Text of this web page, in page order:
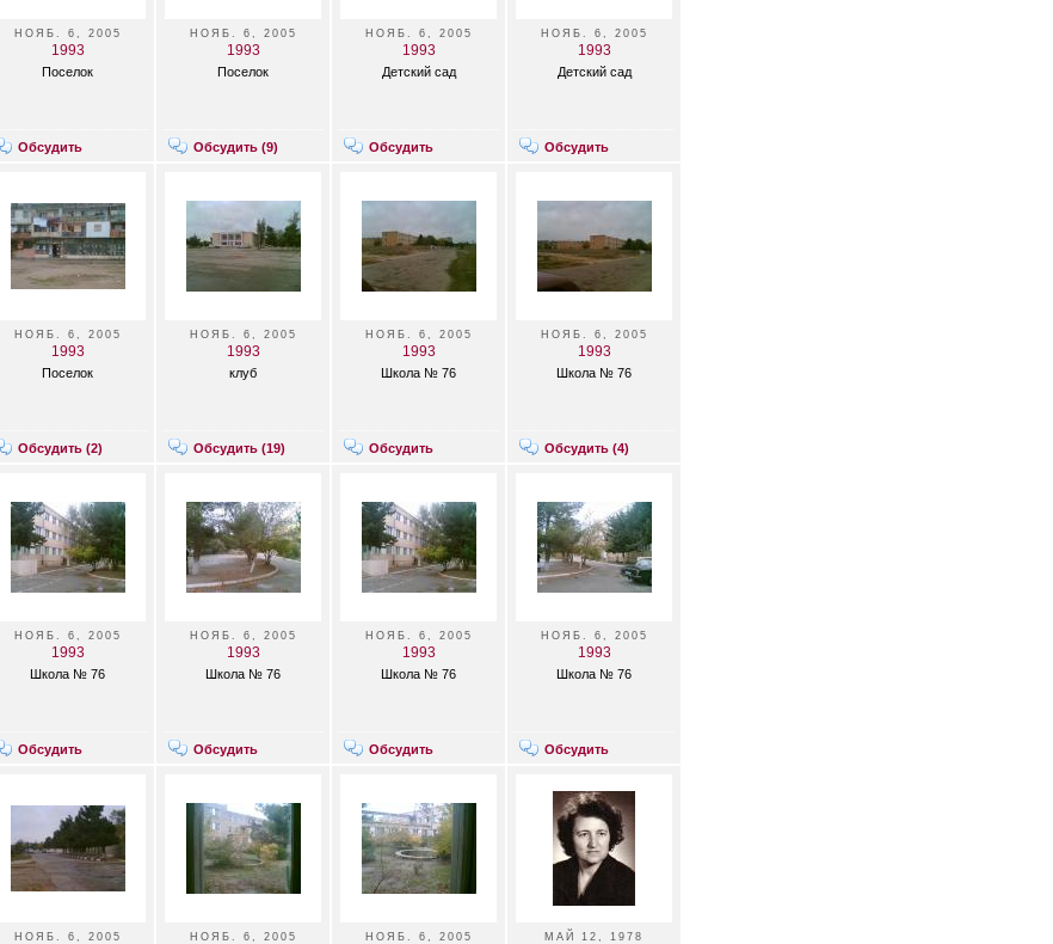
НОЯБ. 6, 2005
1993
Поселок
Обсудить
НОЯБ. 6, 2005
1993
Поселок
Обсудить (9)
НОЯБ. 6, 2005
1993
Детский сад
Обсудить
НОЯБ. 6, 2005
1993
Детский сад
Обсудить
НОЯБ. 6, 2005
1993
Поселок
Обсудить (2)
НОЯБ. 6, 2005
1993
клуб
Обсудить (19)
НОЯБ. 6, 2005
1993
Школа № 76
Обсудить
НОЯБ. 6, 2005
1993
Школа № 76
Обсудить (4)
НОЯБ. 6, 2005
1993
Школа № 76
Обсудить
НОЯБ. 6, 2005
1993
Школа № 76
Обсудить
НОЯБ. 6, 2005
1993
Школа № 76
Обсудить
НОЯБ. 6, 2005
1993
Школа № 76
Обсудить
НОЯБ. 6, 2005 НОЯБ. 6, 2005 НОЯБ. 6, 2005 МАЙ 12, 1978